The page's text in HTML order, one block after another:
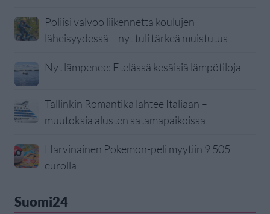
Poliisi valvoo liikennettä koulujen
läheisyydessä – nyt tuli tärkeä muistutus
Nyt lämpenee: Etelässä kesäisiä lämpötiloja
Tallinkin Romantika lähtee Italiaan –
muutoksia alusten satamapaikoissa
Harvinainen Pokemon-peli myytiin 9 505
eurolla
Suomi24